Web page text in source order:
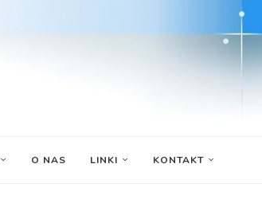
O NAS LINKI KONTAKT